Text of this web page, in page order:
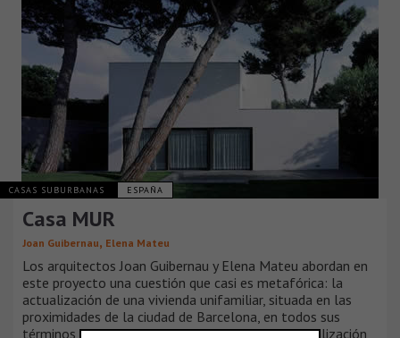
CASAS SUBURBANAS ESPAÑA
Casa MUR
Joan Guibernau, Elena Mateu
Los arquitectos Joan Guibernau y Elena Mateu abordan en
este proyecto una cuestión que casi es metafórica: la
actualización de una vivienda unifamiliar, situada en las
proximidades de la ciudad de Barcelona, en todos sus
términos, de programa, de instalaciones, de formalización